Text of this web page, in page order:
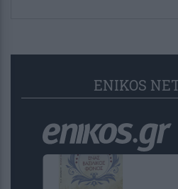
ENIKOS